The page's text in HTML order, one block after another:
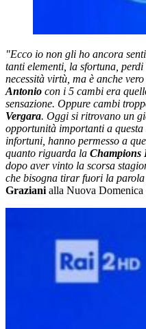
"Ecco io non gli ho ancora
tanti elementi, la sfortuna,
necessità virtù, ma è anche
Antonio con i 5 cambi era
sensazione. Oppure cambi
Vergara. Oggi si ritrovano un
opportunità importanti a
infortuni, hanno permesso a
quanto riguarda la Champions
dopo aver vinto la scorsa
che bisogna tirar fuori la
Graziani alla Nuova Domenica